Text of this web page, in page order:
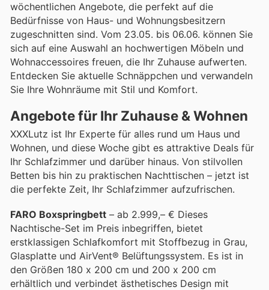
wöchentlichen Angebote, die perfekt auf die
Bedürfnisse von Haus- und Wohnungsbesitzern
zugeschnitten sind. Vom 23.05. bis 06.06. können Sie
sich auf eine Auswahl an hochwertigen Möbeln und
Wohnaccessoires freuen, die Ihr Zuhause aufwerten.
Entdecken Sie aktuelle Schnäppchen und verwandeln
Sie Ihre Wohnräume mit Stil und Komfort.
Angebote für Ihr Zuhause & Wohnen
XXXLutz ist Ihr Experte für alles rund um Haus und
Wohnen, und diese Woche gibt es attraktive Deals für
Ihr Schlafzimmer und darüber hinaus. Von stilvollen
Betten bis hin zu praktischen Nachttischen – jetzt ist
die perfekte Zeit, Ihr Schlafzimmer aufzufrischen.
FARO Boxspringbett – ab 2.999,– € Dieses
Nachtische-Set im Preis inbegriffen, bietet
erstklassigen Schlafkomfort mit Stoffbezug in Grau,
Glasplatte und AirVent® Belüftungssystem. Es ist in
den Größen 180 x 200 cm und 200 x 200 cm
erhältlich und verbindet ästhetisches Design mit